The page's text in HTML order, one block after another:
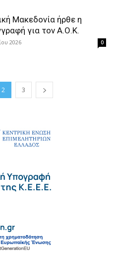
Μακεδονία ήρθε η
για τον Α.Ο.Κ.
2026 0
2 3